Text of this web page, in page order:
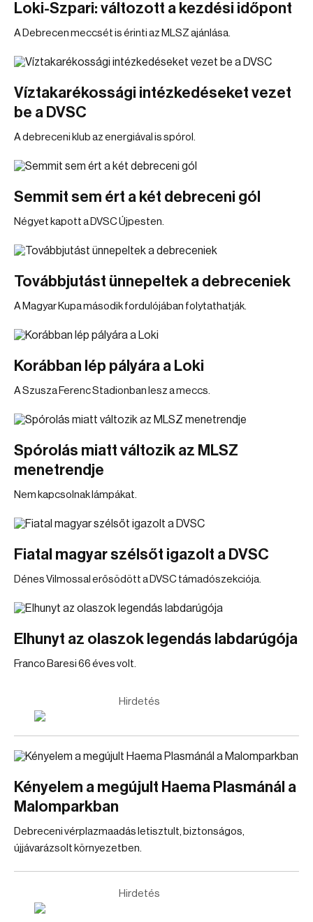
Loki-Szpari: változott a kezdési időpont
A Debrecen meccsét is érinti az MLSZ ajánlása.
Víztakarékossági intézkedéseket vezet
be a DVSC
A debreceni klub az energiával is spórol.
Semmit sem ért a két debreceni gól
Négyet kapott a DVSC Újpesten.
Továbbjutást ünnepeltek a debreceniek
A Magyar Kupa második fordulójában folytathatják.
Korábban lép pályára a Loki
A Szusza Ferenc Stadionban lesz a meccs.
Spórolás miatt változik az MLSZ
menetrendje
Nem kapcsolnak lámpákat.
Fiatal magyar szélsőt igazolt a DVSC
Dénes Vilmossal erősödött a DVSC támadószekciója.
Elhunyt az olaszok legendás labdarúgója
Franco Baresi 66 éves volt.
Hirdetés
Kényelem a megújult Haema Plasmánál a
Malomparkban
Debreceni vérplazmaadás letisztult, biztonságos,
újjávarázsolt környezetben.
Hirdetés